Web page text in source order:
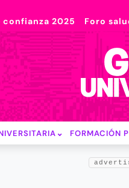
confianza 2025 Foro
FORMACIÓN